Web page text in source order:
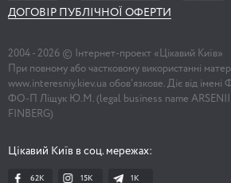
ДОГОВІР ПУБЛІЧНОЇ ОФЕРТИ
2004 - 2026 © Інтернет-проект «Цікавий Київ»
При повному або частковому використанні
www.interesniy.kiev.ua обов'язкове. Діє від
ФО-П Ліщук Ю.М. (legal business name
FINBERG)
Цікавий Київ в соц. мережах:
62K 15K 1К